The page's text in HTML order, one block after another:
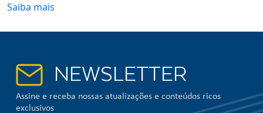
Saiba mais
NEWSLETTER
Assine e receba nossas atualizações e conteúdos ricos
exclusivos